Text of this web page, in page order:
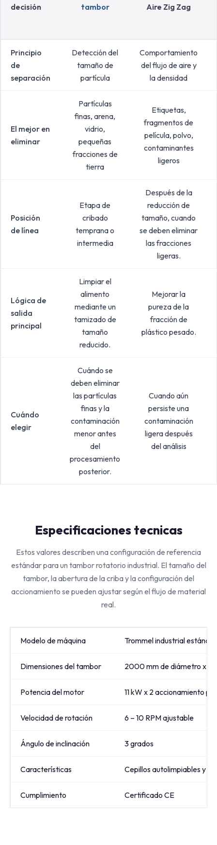
decisión tambor Aire Zig Zag
Principio
de
separación
Detección del
tamaño de
partícula
Comportamiento
del flujo de aire y
la densidad
El mejor en
eliminar
Partículas
finas, arena,
vidrio,
pequeñas
fracciones de
tierra
Etiquetas,
fragmentos de
película, polvo,
contaminantes
ligeros
Posición
de línea
Etapa de
cribado
temprana o
intermedia
Después de la
reducción de
tamaño, cuando
se deben eliminar
las fracciones
ligeras.
Lógica de
salida
principal
Limpiar el
alimento
mediante un
tamizado de
tamaño
reducido.
Mejorar la
pureza de la
fracción de
plástico pesado.
Cuándo
elegir
Cuándo se
deben eliminar
las partículas
finas y la
contaminación
menor antes
del
procesamiento
posterior.
Cuando aún
persiste una
contaminación
ligera después
del análisis
Especificaciones tecnicas
Estos valores describen una configuración de referencia
estándar para un tambor rotatorio industrial. El tamaño del
tambor, la abertura de la criba y la configuración del
accionamiento se pueden ajustar según el flujo de material
real.
Modelo de máquina Trommel industrial estándar
Dimensiones del tambor 2000 mm de diámetro x
Potencia del motor 11 kW x 2 accionamiento
Velocidad de rotación 6 – 10 RPM ajustable
Ángulo de inclinación 3 grados
Características Cepillos autolimpiables y
Cumplimiento Certificado CE